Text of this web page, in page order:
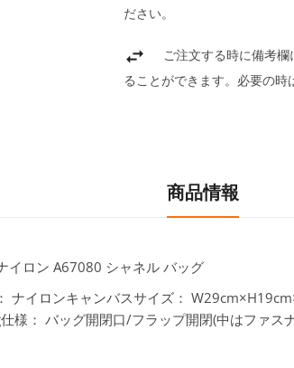
ださい。
ご注文する時に備考
ることができます。必要の時
商品情報
イロン A67080 シャネル バッグ
ナイロンキャンバスサイズ：
様： バッグ開閉口/フラップ開閉(中はファス